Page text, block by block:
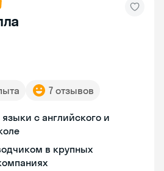
7 отзывов
языки с английского и
в крупных